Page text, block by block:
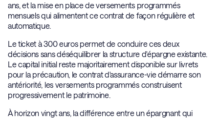
ans, et la mise en place de versements programmés
mensuels qui alimentent ce contrat de façon régulière et
automatique.
Le ticket à 300 euros permet de conduire ces deux
décisions sans déséquilibrer la structure d'épargne existante.
Le capital initial reste majoritairement disponible sur livrets
pour la précaution, le contrat d'assurance-vie démarre son
antériorité, les versements programmés construisent
progressivement le patrimoine.
À horizon vingt ans, la différence entre un épargnant qui